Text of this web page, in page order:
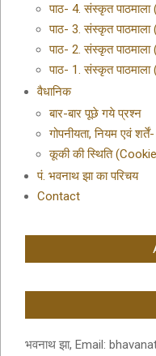
पाठ- 4. संस्कृत पाठमाला
पाठ- 3. संस्कृत पाठमाला
पाठ- 2. संस्कृत पाठमाला
पाठ- 1. संस्कृत पाठमाला
वैधानिक
बार-बार पूछे गये प्रश्न
गोपनीयता, नियम एवं शर्तें-
कूकी की स्थिति
पं. भवनाथ झा का परिचय
Contact
भवनाथ झा, Email: